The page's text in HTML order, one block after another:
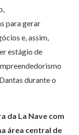
para gerar
e, assim,
estágio de
durante o
da La Nave com
área central de